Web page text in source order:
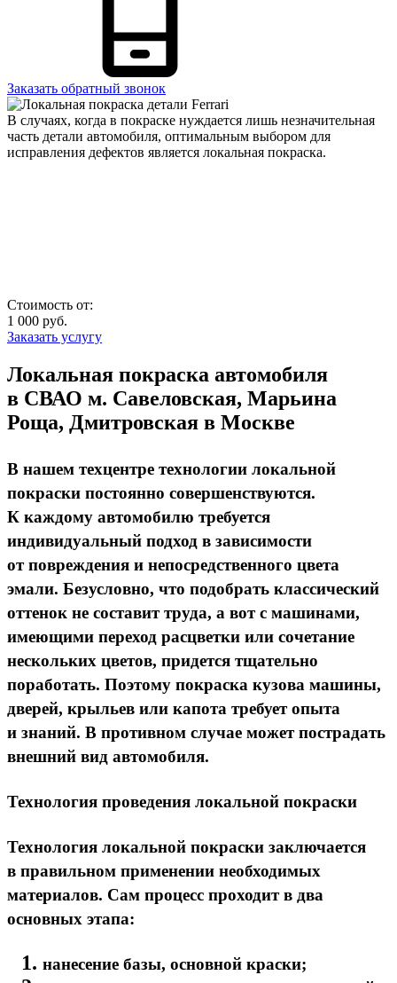
Заказать обратный звонок
В случаях, когда в покраске нуждается лишь незначительная
часть детали автомобиля, оптимальным выбором для
исправления дефектов является локальная покраска.
Стоимость от:
1 000 руб.
Заказать услугу
Локальная покраска автомобиля
в СВАО м. Савеловская, Марьина
Роща, Дмитровская в Москве
В нашем техцентре технологии локальной
покраски постоянно совершенствуются.
К каждому автомобилю требуется
индивидуальный подход в зависимости
от повреждения и непосредственного цвета
эмали. Безусловно, что подобрать классический
оттенок не составит труда, а вот с машинами,
имеющими переход расцветки или сочетание
нескольких цветов, придется тщательно
поработать. Поэтому покраска кузова машины,
дверей, крыльев или капота требует опыта
и знаний. В противном случае может пострадать
внешний вид автомобиля.
Технология проведения локальной покраски
Технология локальной покраски заключается
в правильном применении необходимых
материалов. Сам процесс проходит в два
основных этапа:
нанесение базы, основной краски;